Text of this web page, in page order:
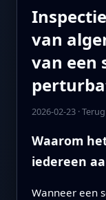
van
van een
2026-02-23·
Waarom
iedereen
Wanneer een